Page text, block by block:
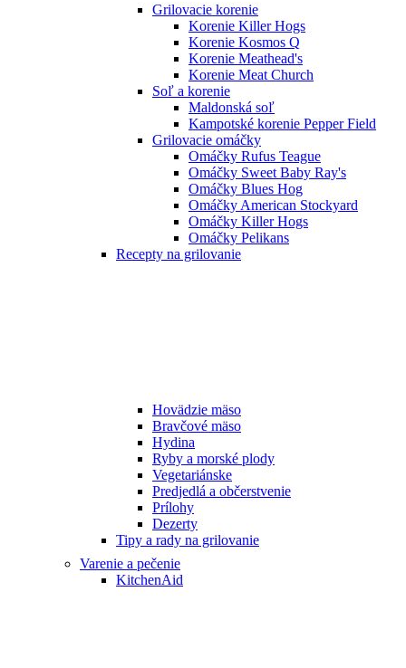
Grilovacie korenie
Korenie Killer Hogs
Korenie Kosmos Q
Korenie Meathead's
Korenie Meat Church
Soľ a korenie
Maldonská soľ
Kampotské korenie Pepper Field
Grilovacie omáčky
Omáčky Rufus Teague
Omáčky Sweet Baby Ray's
Omáčky Blues Hog
Omáčky American Stockyard
Omáčky Killer Hogs
Omáčky Pelikans
Recepty na grilovanie
Hovädzie mäso
Bravčové mäso
Hydina
Ryby a morské plody
Vegetariánske
Predjedlá a občerstvenie
Prílohy
Dezerty
Tipy a rady na grilovanie
Varenie a pečenie
KitchenAid